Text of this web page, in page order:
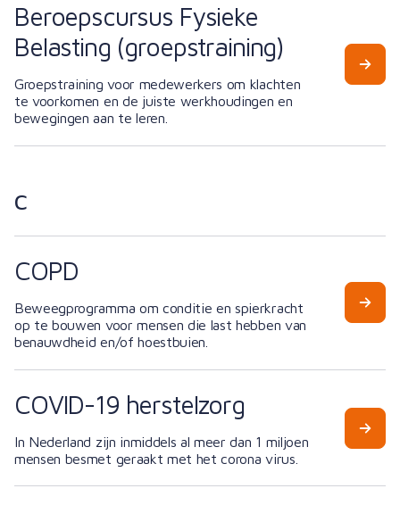
Beroepscursus Fysieke
Belasting (groepstraining)
Groepstraining voor medewerkers om klachten
te voorkomen en de juiste werkhoudingen en
bewegingen aan te leren.
C
COPD
Beweegprogramma om conditie en spierkracht
op te bouwen voor mensen die last hebben van
benauwdheid en/of hoestbuien.
COVID-19 herstelzorg
In Nederland zijn inmiddels al meer dan 1 miljoen
mensen besmet geraakt met het corona virus.